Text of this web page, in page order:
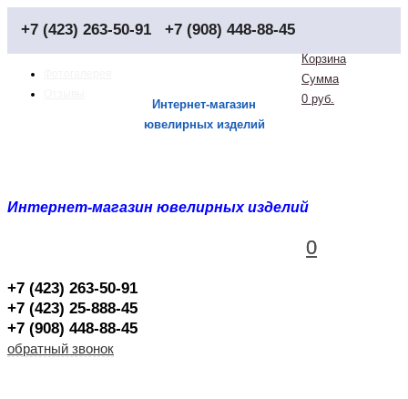
+7 (423) 263-50-91 +7 (908) 448-88-45
0
Интернет-магазин
ювелирных изделий
Интернет-магазин ювелирных изделий
+7 (423) 263-50-91
+7 (423) 25-888-45
+7 (908) 448-88-45
обратный звонок
Корзина
Сумма
0 руб.
0